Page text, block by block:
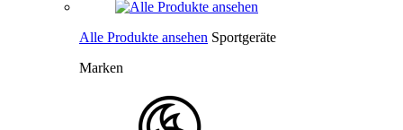
Alle Produkte ansehen Sportgeräte
Marken